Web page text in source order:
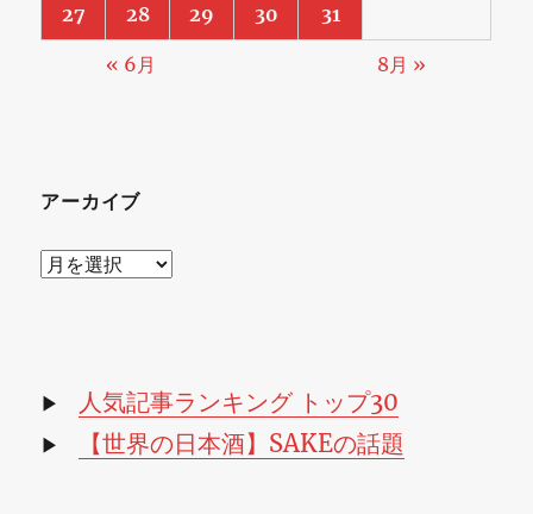
27 28 29 30 31
« 6月 8月 »
アーカイブ
ア
ブ
▶ 人気記事ランキング トップ30
▶ 【世界の日本酒】SAKEの話題